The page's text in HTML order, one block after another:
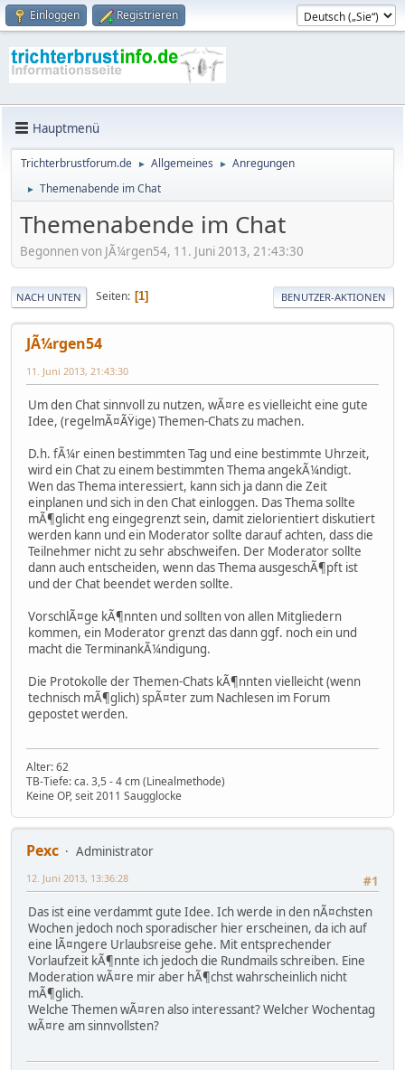
Einloggen Registrieren
Hauptmenü
Trichterbrustforum.de ► Allgemeines ► Anregungen
► Themenabende im Chat
Themenabende im Chat
Begonnen von JÃ¼rgen54, 11. Juni 2013, 21:43:30
NACH UNTEN Seiten 1 BENUTZER-AKTIONEN
JÃ¼rgen54
11. Juni 2013, 21:43:30
Um den Chat sinnvoll zu nutzen, wÃ¤re es vielleicht eine gute
Idee, (regelmÃ¤ÃŸige) Themen-Chats zu machen.
D.h. fÃ¼r einen bestimmten Tag und eine bestimmte Uhrzeit,
wird ein Chat zu einem bestimmten Thema angekÃ¼ndigt.
Wen das Thema interessiert, kann sich ja dann die Zeit
einplanen und sich in den Chat einloggen. Das Thema sollte
mÃ¶glicht eng eingegrenzt sein, damit zielorientiert diskutiert
werden kann und ein Moderator sollte darauf achten, dass die
Teilnehmer nicht zu sehr abschweifen. Der Moderator sollte
dann auch entscheiden, wenn das Thema ausgeschÃ¶pft ist
und der Chat beendet werden sollte.
VorschlÃ¤ge kÃ¶nnten und sollten von allen Mitgliedern
kommen, ein Moderator grenzt das dann ggf. noch ein und
macht die TerminankÃ¼ndigung.
Die Protokolle der Themen-Chats kÃ¶nnten vielleicht (wenn
technisch mÃ¶glich) spÃ¤ter zum Nachlesen im Forum
gepostet werden.
Alter: 62
TB-Tiefe: ca. 3,5 - 4 cm (Linealmethode)
Keine OP, seit 2011 Saugglocke
Pexc
Administrator
#1
12. Juni 2013, 13:36:28
Das ist eine verdammt gute Idee. Ich werde in den nÃ¤chsten
Wochen jedoch noch sporadischer hier erscheinen, da ich auf
eine lÃ¤ngere Urlaubsreise gehe. Mit entsprechender
Vorlaufzeit kÃ¶nnte ich jedoch die Rundmails schreiben. Eine
Moderation wÃ¤re mir aber hÃ¶chst wahrscheinlich nicht
mÃ¶glich.
Welche Themen wÃ¤ren also interessant? Welcher Wochentag
wÃ¤re am sinnvollsten?